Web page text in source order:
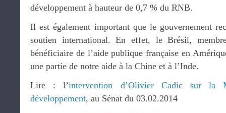
développement à hauteur de 0,7 % du RNB.
Il est également important que le gouvernement
soutien international. En effet, le Brésil,
bénéficiaire de l’aide publique française en
une partie de notre aide à la Chine et à l’Inde.
Lire : l’intervention d’Olivier Cadic sur la
développement, au Sénat du 03.02.2014